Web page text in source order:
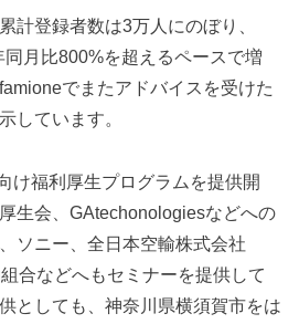
計登録者数は3万人にのぼり、
月比800%を超えるペースで増
でまたアドバイスを受けた
しています。
け福利厚生プログラムを提供開
生会、GAtechonologiesなどへの
ソニー、全日本空輸株式会社
合などへもセミナーを提供して
としても、神奈川県横須賀市をは